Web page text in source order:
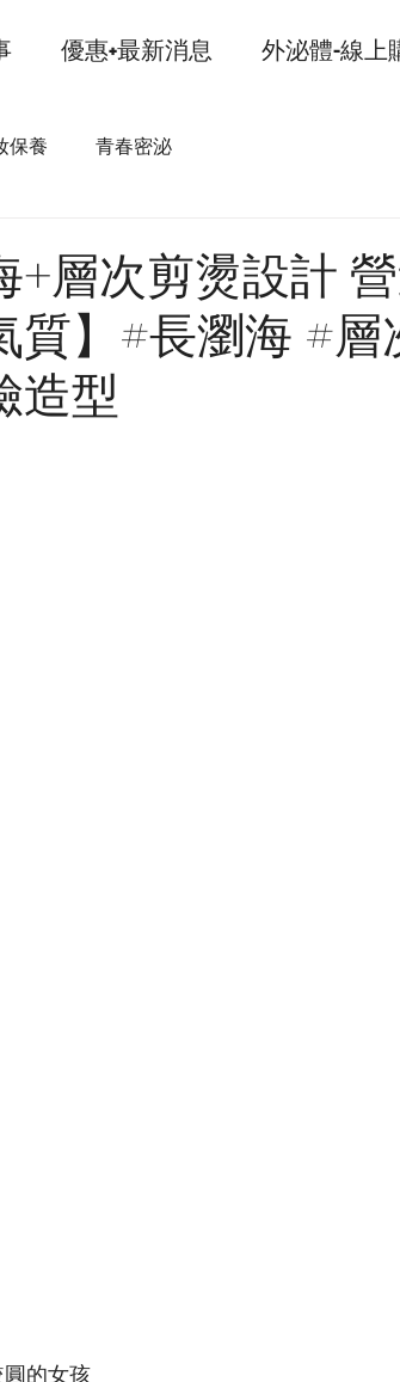
優惠+最新消息 外泌體-線上
保養 青春密泌
+層次剪燙設計
質】#長瀏海 #層
造型
的女孩